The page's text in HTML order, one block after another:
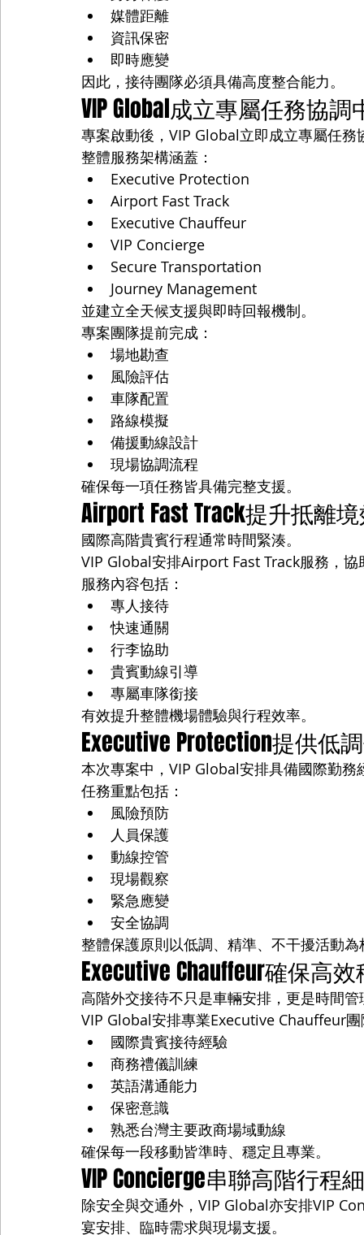
媒體距離
資訊保密
即時應變
因此，接待團隊必須具備高度整合能力。
VIP Global成立專屬任務協調
專案啟動後，VIP Global立即成立專屬任務
整體服務架構涵蓋：
Executive Protection
Airport Fast Track
Executive Chauffeur
VIP Concierge
Secure Transportation
Journey Management
並建立全天候支援與即時回報機制。
專案團隊提前完成：
場地勘查
風險評估
車隊配置
路線模擬
備援動線設計
現場協調流程
確保每一項任務皆具備完整支援。
Airport Fast Track提升抵離
國際高階貴賓行程通常時間緊湊。
VIP Global安排Airport Fast Track服務，
服務內容包括：
專人接待
快速通關
行李協助
貴賓動線引導
專屬車隊銜接
有效提升整體機場體驗與行程效率。
Executive Protection提供低
本次專案中，VIP Global安排具備國際勤
任務重點包括：
風險預防
人員保護
動線控管
現場觀察
緊急應變
安全協調
整體保護原則以低調、精準、不干擾活動為
Executive Chauffeur確保高
高階外交接待不只是車輛安排，更是時間
VIP Global安排專業Executive Chauffeur
國際貴賓接待經驗
商務禮儀訓練
英語溝通能力
保密意識
熟悉台灣主要政商場域動線
確保每一段移動皆準時、穩定且專業。
VIP Concierge串聯高階行程
除安全與交通外，VIP Global亦安排VIP
宴安排、臨時需求與現場支援。